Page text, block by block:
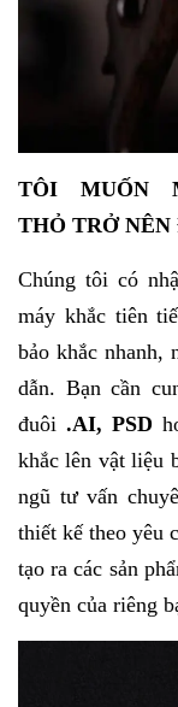
TÔI MUỐN
THỎ TRỞ
Chúng tôi có
máy khắc tiên
bảo khắc nhanh,
dẫn. Bạn cần
đuôi.AI, PSD
khắc lên vật liệu
ngũ tư vấn
thiết kế theo yêu
tạo ra các sản
quyền của riêng